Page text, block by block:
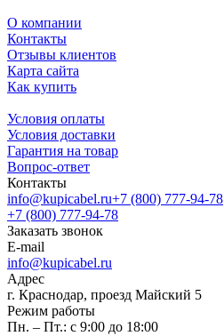
О компании
Контакты
Отзывы клиентов
Карта сайта
Как купить
Условия оплаты
Условия доставки
Гарантия на товар
Вопрос-ответ
Контакты
info@kupicabel.ru+7 (800) 777-94-78
+7 (800) 777-94-78
Заказать звонок
E-mail
info@kupicabel.ru
Адрес
г. Краснодар, проезд Майский 5
Режим работы
Пн. – Пт.: с 9:00 до 18:00